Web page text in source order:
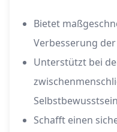
Bietet
Verbesserung
Unterstützt bei
Selbstbewusstsein
Schafft einen